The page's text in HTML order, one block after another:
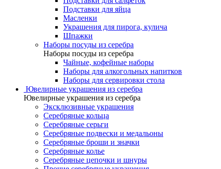
Подставки для яйца
Масленки
Украшения для пирога, кулича
Шпажки
Наборы посуды из серебра
Наборы посуды из серебра
Чайные, кофейные наборы
Наборы для алкогольных напитков
Наборы для сервировки стола
Ювелирные украшения из серебра
Ювелирные украшения из серебра
Эксклюзивные украшения
Серебряные кольца
Серебряные серьги
Серебряные подвески и медальоны
Серебряные броши и значки
Серебряные колье
Серебряные цепочки и шнуры